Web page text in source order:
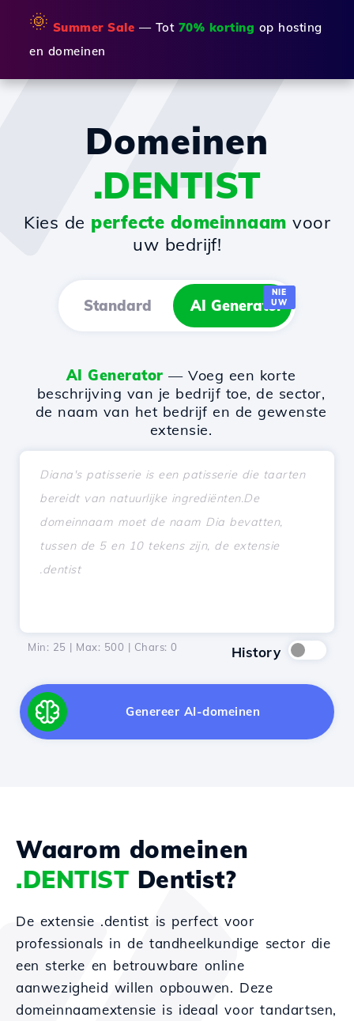
🌞 Summer Sale — Tot 70% korting op hosting
en domeinen
Domeinen
.DENTIST
Kies de perfecte domeinnaam voor
uw bedrijf!
Standard AI Generator
NIE
UW
AI Generator — Voeg een korte
beschrijving van je bedrijf toe, de sector,
de naam van het bedrijf en de gewenste
extensie.
Min: 25 | Max: 500 | Chars: 0 History
Genereer AI-domeinen
Waarom domeinen
.DENTIST Dentist?
De extensie .dentist is perfect voor
professionals in de tandheelkundige sector die
een sterke en betrouwbare online
aanwezigheid willen opbouwen. Deze
domeinnaamextensie is ideaal voor tandartsen,